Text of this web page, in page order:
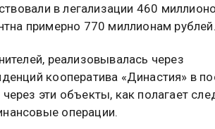
в легализации 460
примерно 770 миллионам
реализовывалась через
кооператива «Династия» в
эти объекты, как полагает
операции.